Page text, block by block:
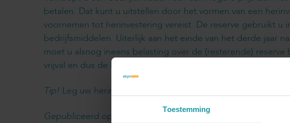
Toestemming
betalen. Dat kunt u uitstellen door het vormen van een
voornemen tot herinvestering vereist. De reserve gebruikt u
bedrijfsmiddelen. Uiterlijk aan het einde van het derde jaar
moet u alsnog ineens belasting over de (resterende)
vrijval en dus de belastingheffing ineens voorkomen door
Tip! Leg uw herinvesteringsvoornemen nog voor de
Gepubliceerd op 24 november 2017